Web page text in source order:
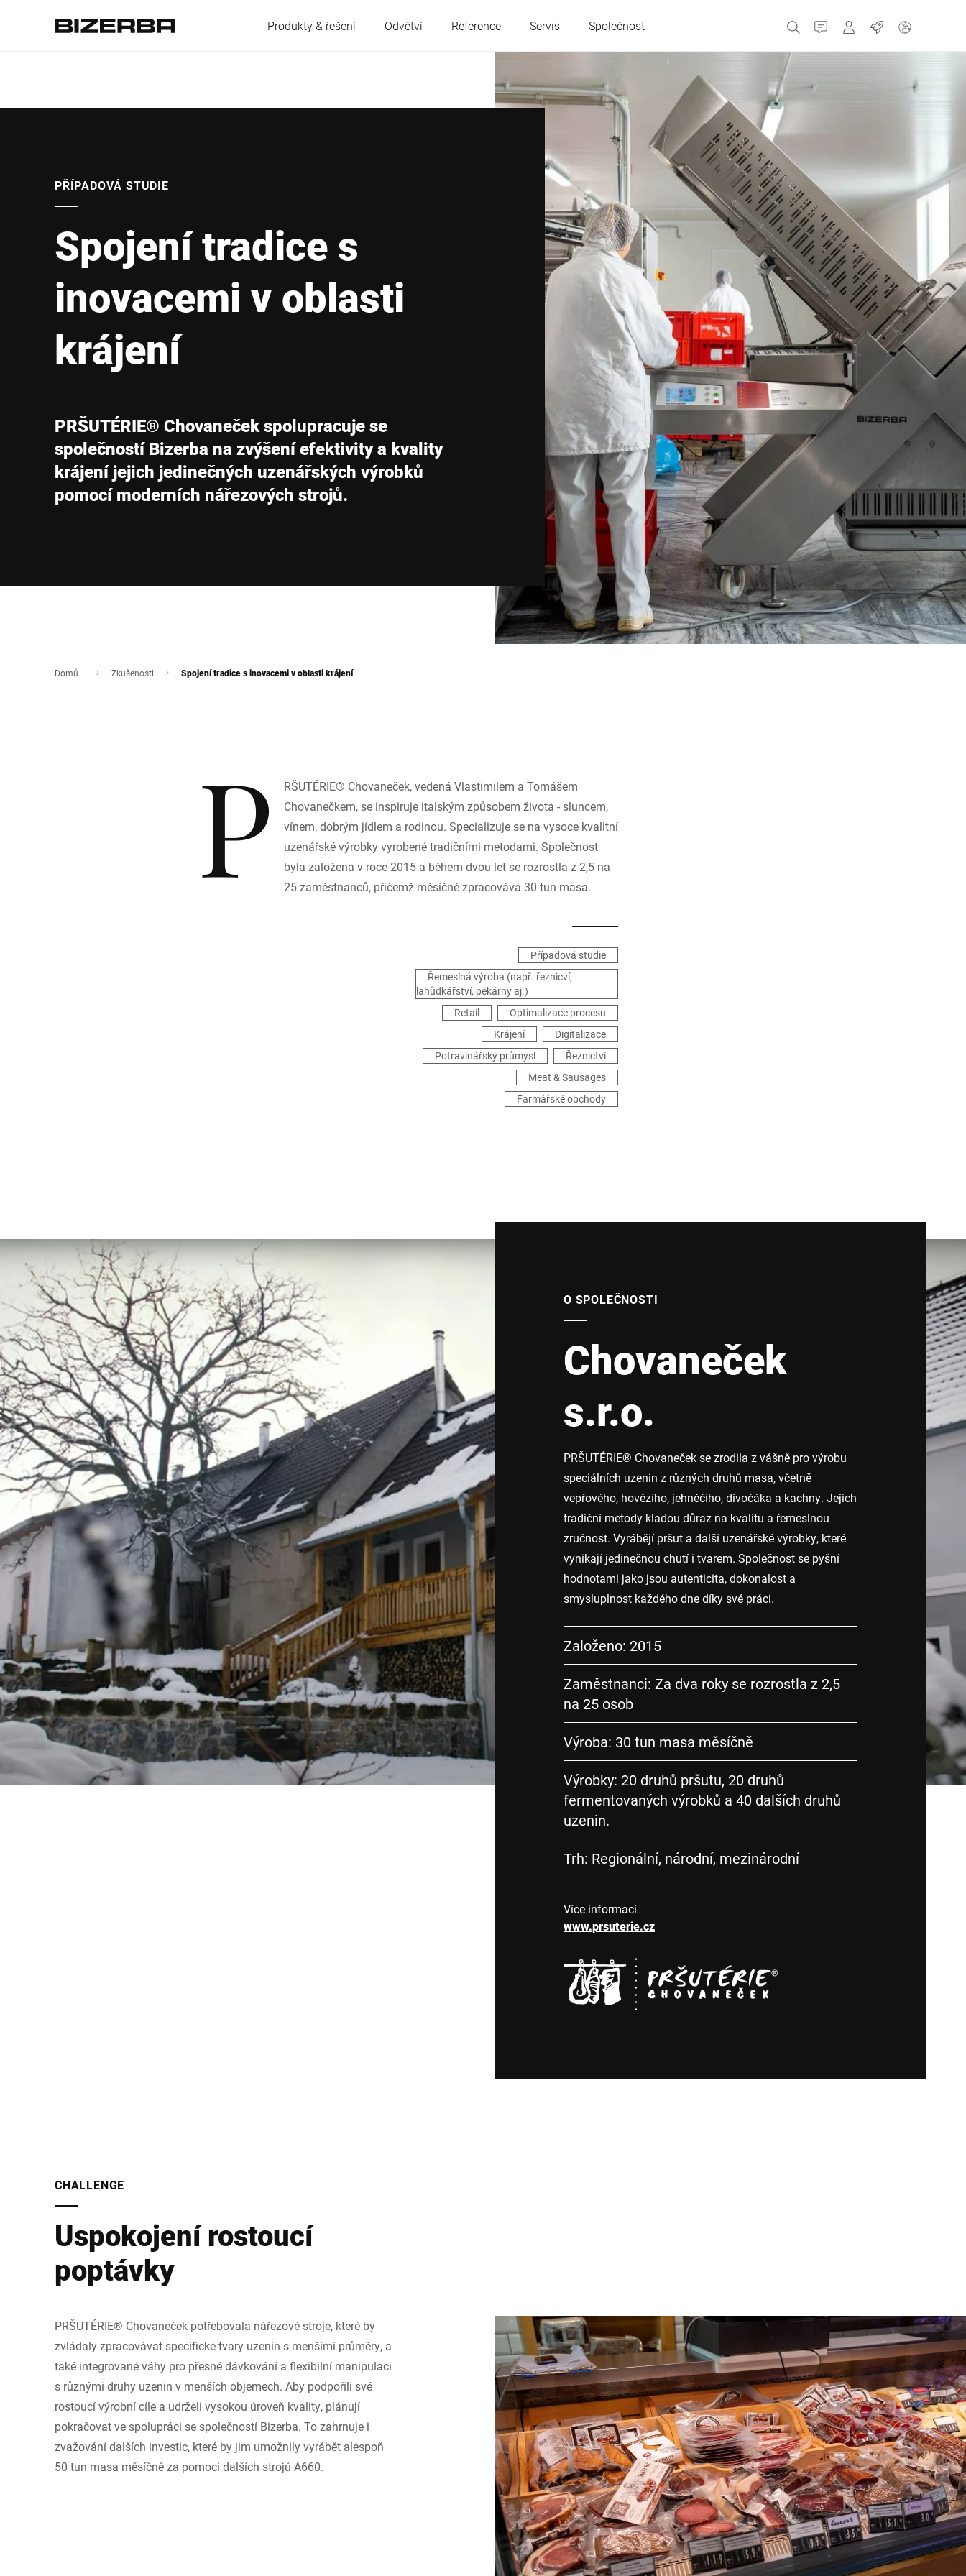
Produkty & řešení Odvětví Reference Servis Společnost Kontakt MyBizerba
Práce
Německo Řecko
Itálie Holandsko
Polsko Portugalsko Rusko
Srbsko Slovensko Španělsko
Turecko Ukrajina
Amerika
Asie
Austrálie
Afrika
Globální web
PŘÍPADOVÁ STUDIE
Spojení tradice s
inovacemi v oblasti
krájení
PRŠUTÉRIE® Chovaneček spolupracuje se
společností Bizerba na zvýšení efektivity a kvality
krájení jejich jedinečných uzenářských výrobků
pomocí moderních nářezových strojů.
Domů Zkušenosti Spojení tradice s inovacemi v oblasti krájení
P
RŠUTÉRIE® Chovaneček, vedená Vlastimilem a Tomášem
Chovanečkem, se inspiruje italským způsobem života - sluncem,
vínem, dobrým jídlem a rodinou. Specializuje se na vysoce kvalitní
uzenářské výrobky vyrobené tradičními metodami. Společnost
byla založena v roce 2015 a během dvou let se rozrostla z 2,5 na
25 zaměstnanců, přičemž měsíčně zpracovává 30 tun masa.
Případová studie
Řemeslná výroba (např. řeznicví,
lahůdkářství, pekárny aj.)
Retail
Optimalizace procesu
Krájení
Digitalizace
Potravinářský průmysl
Řeznictví
Meat & Sausages
Farmářské obchody
O SPOLEČNOSTI
Chovaneček
s.r.o.
PRŠUTÉRIE® Chovaneček se zrodila z vášně pro výrobu
speciálních uzenin z různých druhů masa, včetně
vepřového, hovězího, jehněčího, divočáka a kachny. Jejich
tradiční metody kladou důraz na kvalitu a řemeslnou
zručnost. Vyrábějí pršut a další uzenářské výrobky, které
vynikají jedinečnou chutí i tvarem. Společnost se pyšní
hodnotami jako jsou autenticita, dokonalost a
smysluplnost každého dne díky své práci.
Založeno: 2015
Zaměstnanci: Za dva roky se rozrostla z 2,5
na 25 osob
Výroba: 30 tun masa měsíčně
Výrobky: 20 druhů pršutu, 20 druhů
fermentovaných výrobků a 40 dalších druhů
uzenin.
Trh: Regionální, národní, mezinárodní
Více informací
www.prsuterie.cz
CHALLENGE
Uspokojení rostoucí
poptávky
PRŠUTÉRIE® Chovaneček potřebovala nářezové stroje, které by
zvládaly zpracovávat specifické tvary uzenin s menšími průměry, a
také integrované váhy pro přesné dávkování a flexibilní manipulaci
s různými druhy uzenin v menších objemech. Aby podpořili své
rostoucí výrobní cíle a udrželi vysokou úroveň kvality, plánují
pokračovat ve spolupráci se společností Bizerba. To zahrnuje i
zvažování dalších investic, které by jim umožnily vyrábět alespoň
50 tun masa měsíčně za pomoci dalších strojů A660.